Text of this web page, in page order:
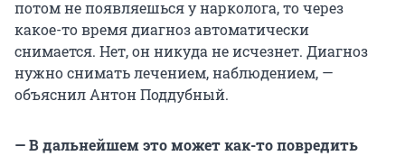
потом не появляешься у нарколога, то через
какое-то время диагноз автоматически
снимается. Нет, он никуда не исчезнет. Диагноз
нужно снимать лечением, наблюдением, —
объяснил Антон Поддубный.
— В дальнейшем это может как-то повредить